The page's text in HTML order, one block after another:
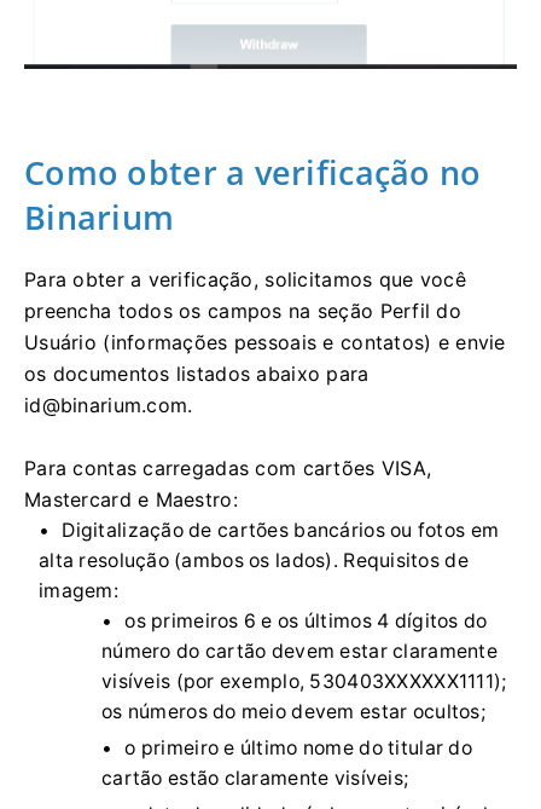
Como obter a verificação no
Binarium
Para obter a verificação, solicitamos que você
preencha todos os campos na seção Perfil do
Usuário (informações pessoais e contatos) e envie
os documentos listados abaixo para
id@binarium.com.
Para contas carregadas com cartões VISA,
Mastercard e Maestro:
Digitalização de cartões bancários ou fotos em
alta resolução (ambos os lados). Requisitos de
imagem:
os primeiros 6 e os últimos 4 dígitos do
número do cartão devem estar claramente
visíveis (por exemplo, 530403XXXXXX1111);
os números do meio devem estar ocultos;
o primeiro e último nome do titular do
cartão estão claramente visíveis;